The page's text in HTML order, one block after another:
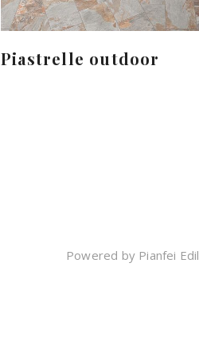
Piastrelle outdoor
Powered by Pianfei